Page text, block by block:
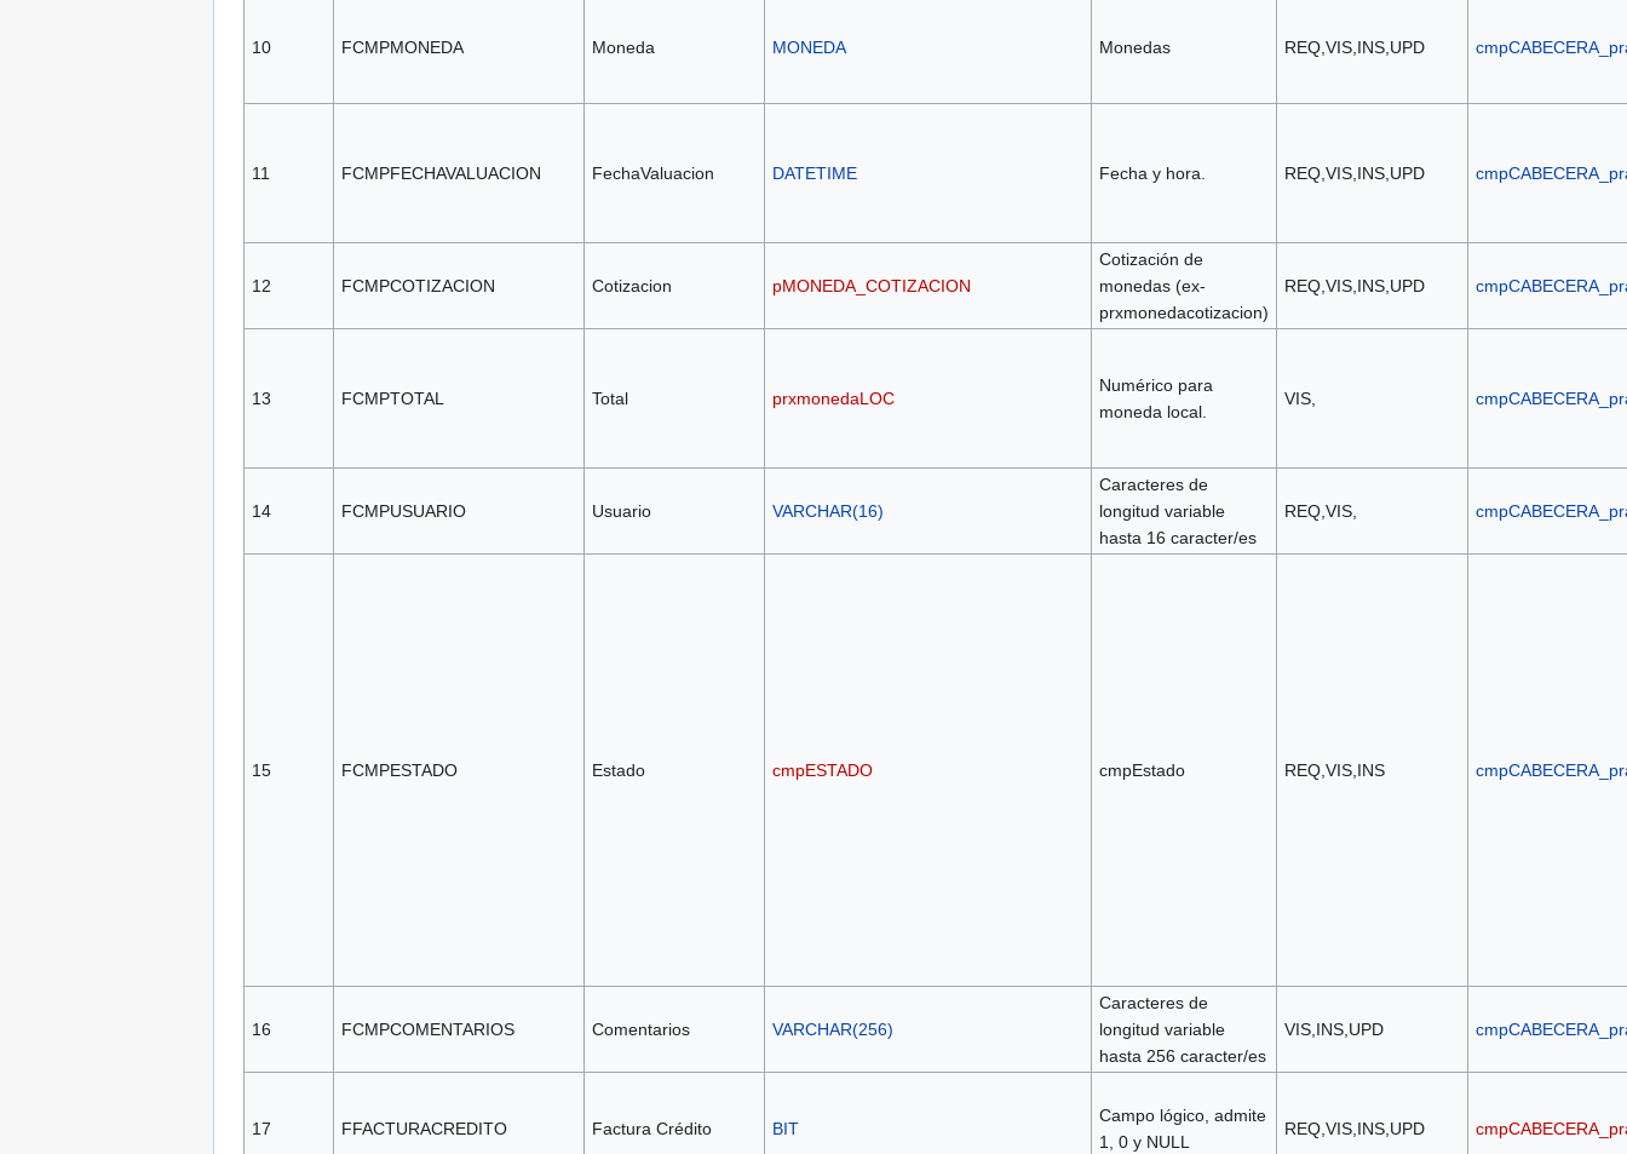
10 FCMPMONEDA Moneda MONEDA Monedas REQ,VIS,INS,UPD
11 FCMPFECHAVALUACION FechaValuacion DATETIME Fecha y hora. REQ,VIS,INS,UPD
12 FCMPCOTIZACION Cotizacion pMONEDA_COTIZACION
Cotización de
monedas (ex-
prxmonedacotizacion)
REQ,VIS,INS,UPD
13 FCMPTOTAL Total prxmonedaLOC
Numérico para
moneda local.
VIS,
14 FCMPUSUARIO Usuario VARCHAR(16)
Caracteres de
longitud variable
hasta 16 caracter/es
REQ,VIS,
15 FCMPESTADO Estado cmpESTADO cmpEstado REQ,VIS,INS
16 FCMPCOMENTARIOS Comentarios VARCHAR(256)
Caracteres de
longitud variable
hasta 256 caracter/es
VIS,INS,UPD
17 FFACTURACREDITO Factura Crédito BIT
Campo lógico, admite
1, 0 y NULL
REQ,VIS,INS,UPD